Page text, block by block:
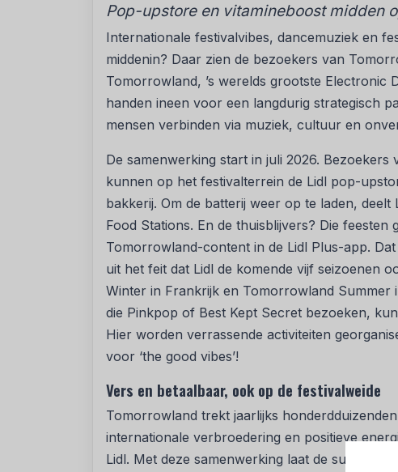
Pop-upstore en vitamineboost midden
Internationale festivalvibes, dancemuziek en
middenin? Daar zien de bezoekers van
Tomorrowland, ’s werelds grootste Electronic
handen ineen voor een langdurig strategisch
mensen verbinden via muziek, cultuur en
De samenwerking start in juli 2026.
kunnen op het festivalterrein de Lidl pop-
bakkerij. Om de batterij weer op te laden,
Food Stations. En de thuisblijvers? Die feesten
Tomorrowland-content in de Lidl Plus-app.
uit het feit dat Lidl de komende vijf seizoenen
Winter in Frankrijk en Tomorrowland Summer
die Pinkpop of Best Kept Secret bezoeken,
Hier worden verrassende activiteiten
voor ‘the good vibes’!
Vers en betaalbaar, ook op de festivalweide
Tomorrowland trekt jaarlijks
internationale verbroedering en positieve
Lidl. Met deze samenwerking laat de